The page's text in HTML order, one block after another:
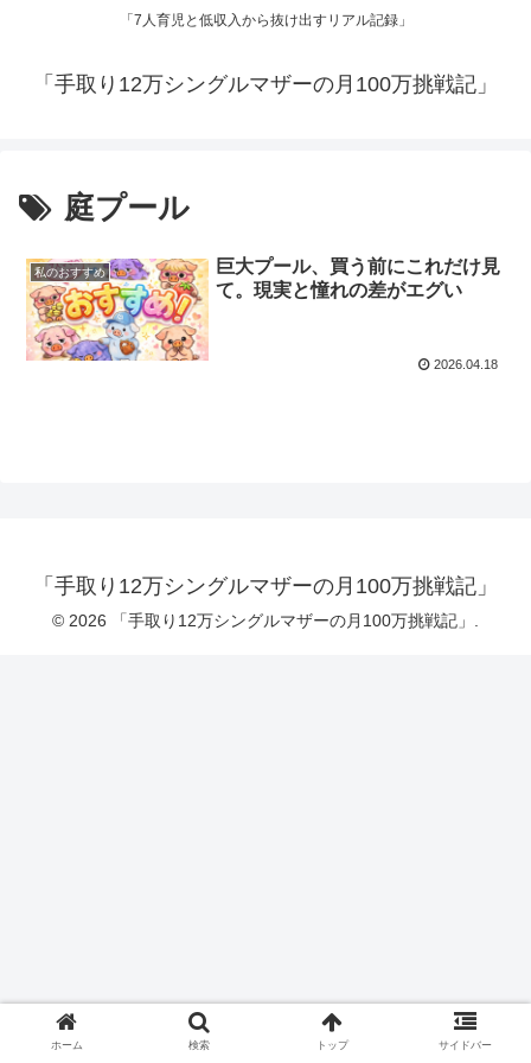
「7人育児と低収入から抜け出すリアル記録」
「手取り12万シングルマザーの月100万挑戦記」
庭プール
私のおすすめ
巨大プール、買う前にこれだけ見
て。現実と憧れの差がエグい
2026.04.18
「手取り12万シングルマザーの月100万挑戦記」
© 2026 「手取り12万シングルマザーの月100万挑戦記」.
ホーム 検索 トップ サイドバー